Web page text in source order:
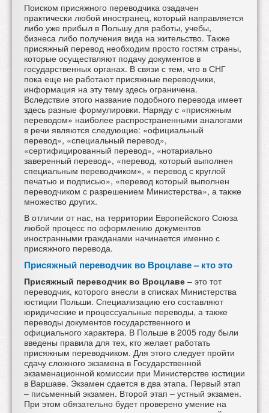
Поиском присяжного переводчика озадачен
практически любой иностранец, который направляется
либо уже прибыл в Польшу для работы, учебы,
бизнеса либо получения вида на жительство. Также
присяжный перевод необходим просто гостям страны,
которые осуществляют подачу документов в
государственных органах. В связи с тем, что в СНГ
пока еще не работают присяжные переводчики,
информация на эту тему здесь ограничена.
Вследствие этого название подобного перевода имеет
здесь разные формулировки. Наряду с «присяжным
переводом» наиболее распространенными аналогами
в речи являются следующие: «официальный
перевод», «специальный перевод»,
«сертифицированный перевод», «нотариально
заверенный перевод», «перевод, который выполнен
специальным переводчиком», « перевод с круглой
печатью и подписью», «перевод который выполнен
переводчиком с разрешением Министерства», а также
множество других.
В отличии от нас, на территории Европейского Союза
любой процесс по оформлению документов
иностранными гражданами начинается именно с
присяжного перевода.
Присяжный переводчик во Вроцлаве – кто это
Присяжный переводчик во Вроцлаве – это тот
переводчик, которого внесли в списках Министерства
юстиции Польши. Специализацию его составляют
юридические и процессуальные переводы, а также
переводы документов государственного и
официального характера. В Польше в 2005 году были
введены правила для тех, кто желает работать
присяжным переводчиком. Для этого следует пройти
сдачу сложного экзамена в Государственной
экзаменационной комиссии при Министерстве юстиции
в Варшаве. Экзамен сдается в два этапа. Первый этап
– письменный экзамен. Второй этап – устный экзамен.
При этом обязательно будет проверено умение на